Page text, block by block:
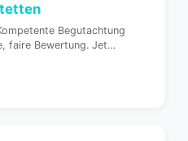
Begutachtung
faire Bewertung. Jet…